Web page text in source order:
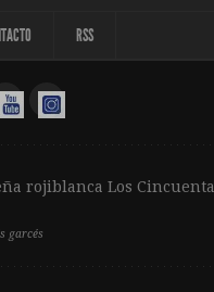
RSS
rojiblanca Los Cincuenta
garcés